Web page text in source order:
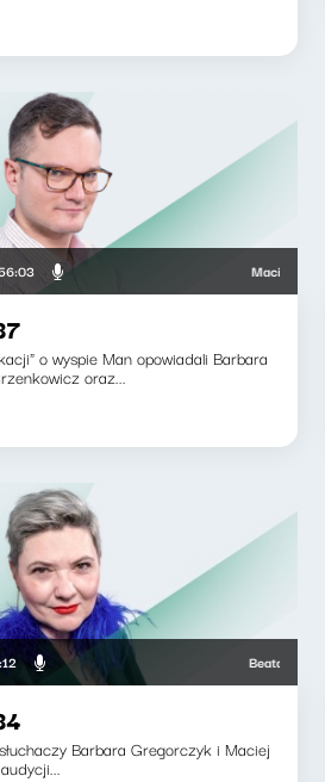
Maciej
o wyspie Man opowiadali Barbara
oraz...
Beata
Barbara Gregorczyk i Maciej